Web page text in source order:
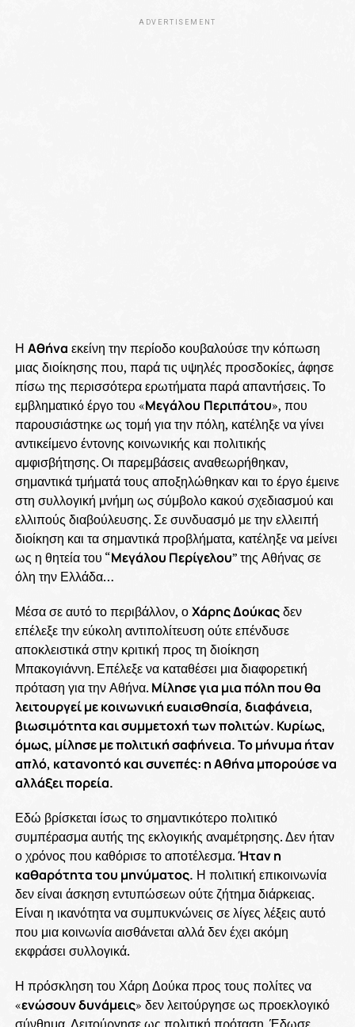
ADVERTISEMENT
Η Αθήνα εκείνη την περίοδο κουβαλούσε την κόπωση
μιας διοίκησης που, παρά τις υψηλές προσδοκίες, άφησε
πίσω της περισσότερα ερωτήματα παρά απαντήσεις. Το
εμβληματικό έργο του «Μεγάλου Περιπάτου», που
παρουσιάστηκε ως τομή για την πόλη, κατέληξε να γίνει
αντικείμενο έντονης κοινωνικής και πολιτικής
αμφισβήτησης. Οι παρεμβάσεις αναθεωρήθηκαν,
σημαντικά τμήματά τους αποξηλώθηκαν και το έργο έμεινε
στη συλλογική μνήμη ως σύμβολο κακού σχεδιασμού και
ελλιπούς διαβούλευσης. Σε συνδυασμό με την ελλειπή
διοίκηση και τα σημαντικά προβλήματα, κατέληξε να μείνει
ως η θητεία του “Μεγάλου Περίγελου” της Αθήνας σε
όλη την Ελλάδα…
Μέσα σε αυτό το περιβάλλον, οΧάρης Δούκαςδεν
επέλεξε την εύκολη αντιπολίτευση ούτε επένδυσε
αποκλειστικά στην κριτική προς τη διοίκηση
Μπακογιάννη. Επέλεξε να καταθέσει μια διαφορετική
πρόταση για την Αθήνα. Μίλησε για μια πόλη που θα
λειτουργεί με κοινωνική ευαισθησία, διαφάνεια,
βιωσιμότητα και συμμετοχή των πολιτών. Κυρίως,
όμως, μίλησε με πολιτική σαφήνεια. Το μήνυμα ήταν
απλό, κατανοητό και συνεπές: η Αθήνα μπορούσε να
αλλάξει πορεία.
Εδώ βρίσκεται ίσως το σημαντικότερο πολιτικό
συμπέρασμα αυτής της εκλογικής αναμέτρησης. Δεν ήταν
ο χρόνος που καθόρισε το αποτέλεσμα.Ήταν η
καθαρότητα του μηνύματος. Η πολιτική επικοινωνία
δεν είναι άσκηση εντυπώσεων ούτε ζήτημα διάρκειας.
Είναι η ικανότητα να συμπυκνώνεις σε λίγες λέξεις αυτό
που μια κοινωνία αισθάνεται αλλά δεν έχει ακόμη
εκφράσει συλλογικά.
Η πρόσκληση του Χάρη Δούκα προς τους πολίτες να
«ενώσουν δυνάμεις» δεν λειτούργησε ως προεκλογικό